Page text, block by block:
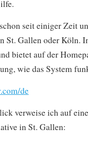
seit einiger Zeit
St. Gallen oder Köln.
bietet auf der
wie das System
de
verweise ich auf
in St. Gallen: